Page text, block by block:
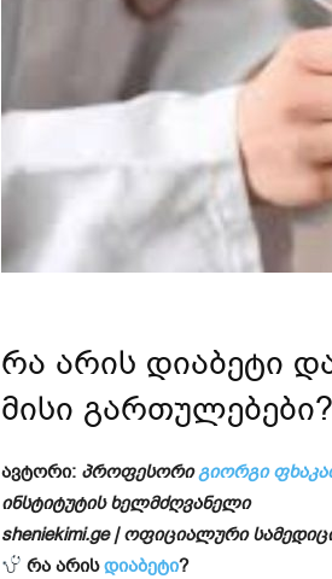
რა არის დიაბეტი
მისი გართულებები?
ავტორი: პროფესორიგიორგი
ინსტიტუტის ხელმძღვანელი
sheniekimi.ge | ოფიციალური
რა არისდიაბეტი?